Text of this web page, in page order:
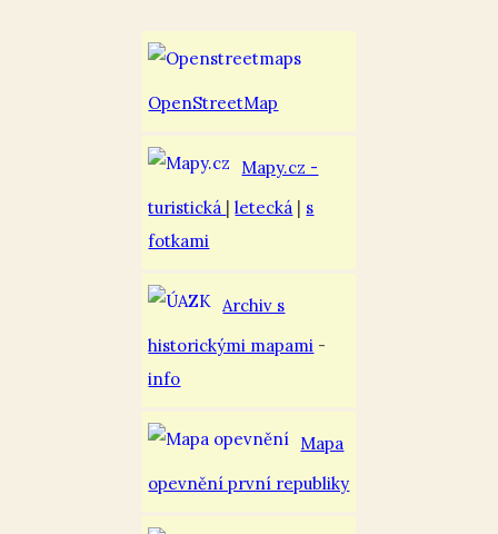
OpenStreetMap
Mapy.cz -
turistická
|letecká
s
fotkami
Archiv s
historickými mapami -
info
Mapa
opevnění první republiky